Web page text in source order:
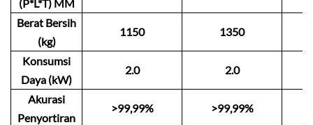
(P*L*T) MM
Berat Bersih
(kg)
1150 1350
Konsumsi
Daya (kW)
2.0 2.0
Akurasi
Penyortiran
>99,99% >99,99%